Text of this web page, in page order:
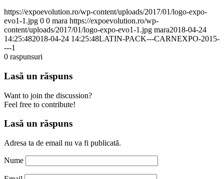
https://expoevolution.ro/wp-content/uploads/2017/01/logo-expo-
evo1-1.jpg 0 0 mara https://expoevolution.ro/wp-
content/uploads/2017/01/logo-expo-evo1-1.jpg mara2018-04-24
14:25:482018-04-24 14:25:48LATIN-PACK---CARNEXPO-2015-
---1
0 raspunsuri
Lasă un răspuns
Want to join the discussion?
Feel free to contribute!
Lasă un răspuns
Adresa ta de email nu va fi publicată.
Nume